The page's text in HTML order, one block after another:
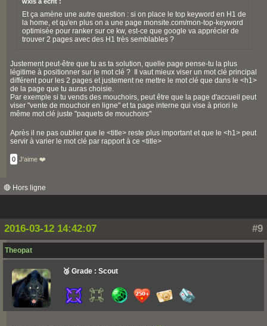
Et ça amène une autre question : si on place le top keyword en H1 de
la home, et qu'en plus on a une page monsite.com/mon-top-keyword
optimisée pour ranker sur ce kw, est-ce que google va apprécier de
trouver 2 pages avec des H1 très semblables ?
Justement peut-être que tu as ta solution, quelle page pense-tu la plus
légitime à positionner sur le mot clé ? Il vaut mieux viser un mot clé principal
différent pour les 2 pages et justement ne mettre le mot clé que dans le <h1>
de la page que tu auras choisie.
Par exemple si tu vends des mouchoirs, peut être que la page d'accueil peut
viser "vente de mouchoir en ligne" et ta page interne qui vise à priori le
même mot clé juste "paquets de mouchoirs"
Après il ne pas oublier que le <title> reste plus important et que le <h1> peut
servir à varier le mot clé par rapport à ce <title>
0 J'aime ❤️
🔴 Hors ligne
#9
2016-03-12 14:42:07
Theopat
🥉 Grade : Scout